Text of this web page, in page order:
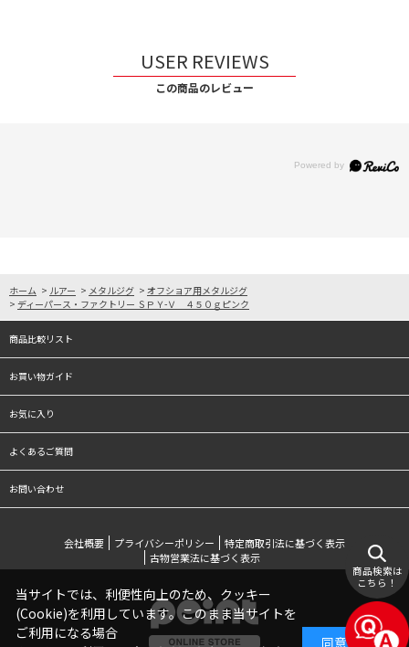
USER REVIEWS
この商品のレビュー
ホーム > ルアー > メタルジグ > オフショア用メタルジグ
> ディーパース・ファクトリー ＳＰＹ-Ｖ ４５０ｇピンク
商品比較リスト
お買い物ガイド
お気に入り
よくあるご質問
お問い合わせ
会社概要 プライバシーポリシー
特定商取引法に基づく表示
古物営業法に基づく表示
商品検索は
こちら！
当サイトでは、利便性向上のため、クッキー
(Cookie)を利用しています。このまま当サイトを
ご利用になる場合
同意する